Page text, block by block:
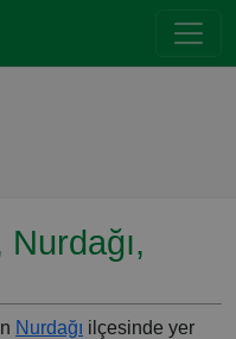
Nurdağı ilçesinde yer